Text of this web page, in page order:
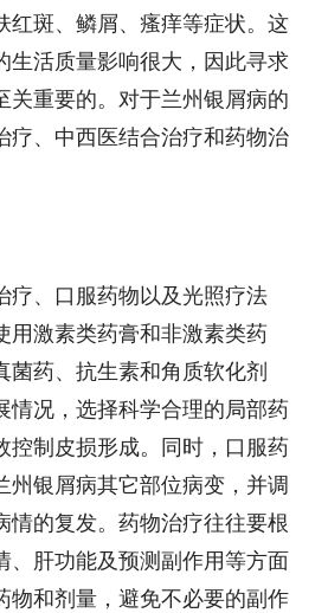
红斑、鳞屑、瘙痒等症状。这
生活质量影响很大，因此寻求
关重要的。对于兰州银屑病的
疗、中西医结合治疗和药物治
疗、口服药物以及光照疗法
用激素类药膏和非激素类药
菌药、抗生素和角质软化剂
情况，选择科学合理的局部药
控制皮损形成。同时，口服药
州银屑病其它部位病变，并调
情的复发。药物治疗往往要根
、肝功能及预测副作用等方面
物和剂量，避免不必要的副作